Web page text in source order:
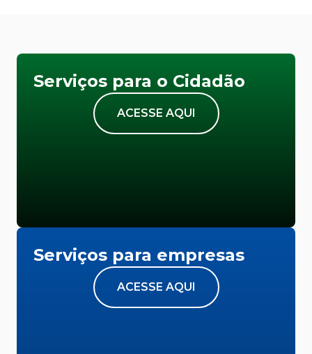
Serviços para o Cidadão
ACESSE AQUI
Serviços para empresas
ACESSE AQUI